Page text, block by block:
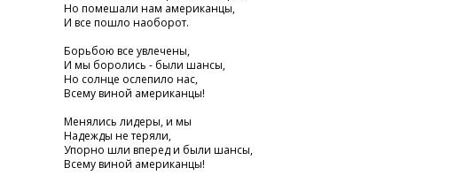
Но помешали нам американцы,
И все пошло наоборот.
Борьбою все увлечены,
И мы боролись - были шансы,
Но солнце ослепило нас,
Всему виной американцы!
Менялись лидеры, и мы
Надежды не теряли,
Упорно шли вперед и были шансы,
Всему виной американцы!